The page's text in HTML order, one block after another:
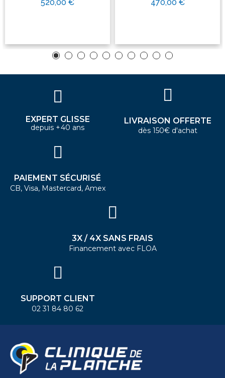
520,00 € 470,00 €
EXPERT GLISSE
depuis +40 ans
LIVRAISON OFFERTE
dès 150€ d'achat
PAIEMENT SÉCURISÉ
CB, Visa, Mastercard, Amex
3X / 4X SANS FRAIS
Financement avec FLOA
SUPPORT CLIENT
02 31 84 80 62